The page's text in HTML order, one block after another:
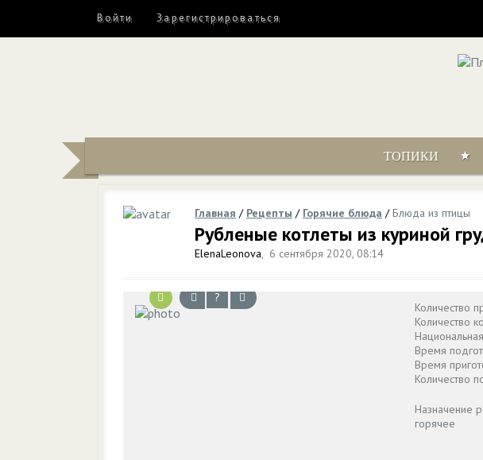
Войти Зарегистрироваться
ТОПИКИ
Главная / Рецепты / Горячие блюда /Блюда из птицы
Рубленые котлеты из куриной
ElenaLeonova, 6 сентября 2020, 08:14
?
Количество
Количество
Время
Время
Количество
Назначение
горячее